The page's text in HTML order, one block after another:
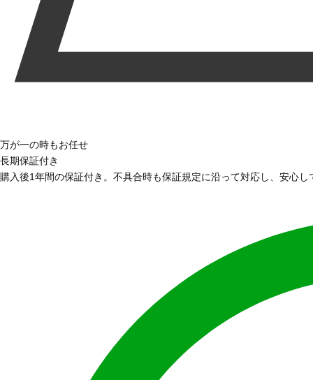
万が一の時もお任せ
長期保証付き
購入後1年間の保証付き。不具合時も保証規定に沿って対応し、安心